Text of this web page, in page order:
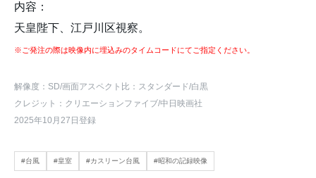
内容：
天皇陛下、江戸川区視察。
※ご発注の際は映像内に埋込みのタイムコードにてご指定ください。
解像度：SD/画面アスペクト比：スタンダード/白黒
クレジット：クリエーションファイブ/中日映画社
2025年10月27日登録
#台風 #皇室 #カスリーン台風 #昭和の記録映像